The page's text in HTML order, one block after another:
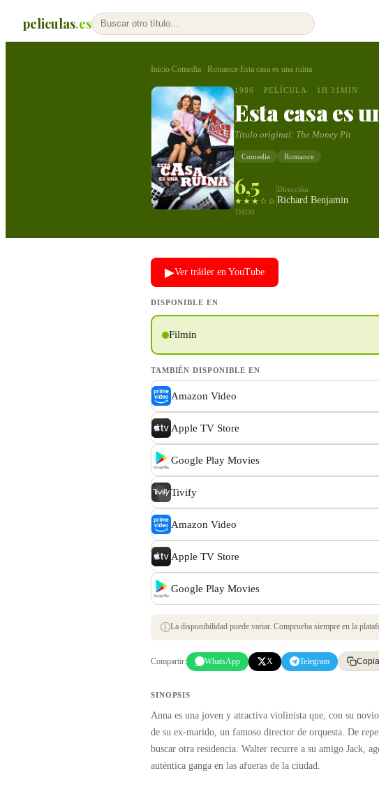
peliculas.es
Inicio›Comedia · Romance›Esta casa es una ruina
1986 PELÍCULA 1H 31MIN
Esta casa es
Título original: The Money Pit
Comedia Romance
6,5
★★★☆☆
TMDB
Dirección
Richard Benjamin
▶Ver tráiler en YouTube
DISPONIBLE EN
Filmin
TAMBIÉN DISPONIBLE EN
Amazon Video
Apple TV Store
Google Play Movies
Tivify
Amazon Video
Apple TV Store
Google Play Movies
La disponibilidad puede variar. Comprueba siempre en la
Compartir: WhatsApp X Telegram
SINOPSIS
Anna es una joven y atractiva violinista que, con su
de su ex-marido, un famoso director de orquesta. De
buscar otra residencia. Walter recurre a su amigo Jack,
auténtica ganga en las afueras de la ciudad.